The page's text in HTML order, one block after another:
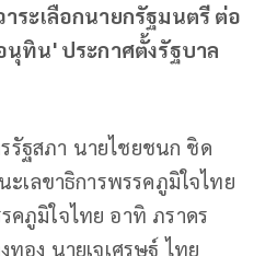
ระเลือกนายกรัฐมนตรี ต่อ
นุทิน' ประกาศตั้งรัฐบาล
รัฐสภา นายไชยชนก ชิด
เลขาธิการพรรคภูมิใจไทย
คภูมิใจไทย อาทิ ภราดร
อง นายเจเศรษฐ์ ไทย